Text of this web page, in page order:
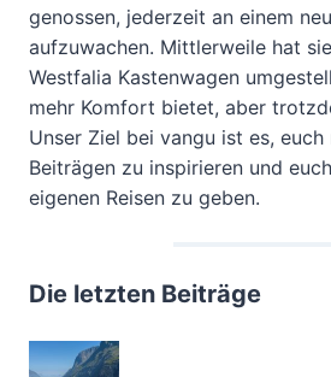
genossen, jederzeit an einem
aufzuwachen. Mittlerweile hat
Westfalia Kastenwagen
mehr Komfort bietet, aber
Unser Ziel bei vangu ist es, euch
Beiträgen zu inspirieren und
eigenen Reisen zu geben.
Die letzten Beiträge